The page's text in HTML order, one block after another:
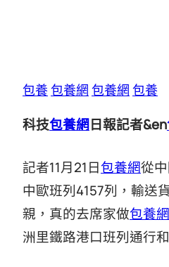
包養包養網 包養網 包養
科技包養網日報記者&en
記者11月21日包養網從
中歐班列4157列，輸送
親，真的去席家做包養網
洲里鐵路港口班列通行